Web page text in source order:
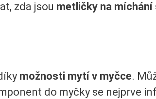
zda jsou metličky na míchání
možnosti mytí v myčce.
do myčky se nejprve